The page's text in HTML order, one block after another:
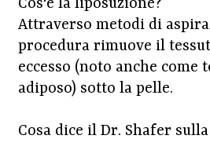
Cos'è la liposuzione?
Attraverso metodi di
procedura rimuove il
eccesso (noto anche come
adiposo) sotto la pelle.
Cosa dice il Dr. Shafer